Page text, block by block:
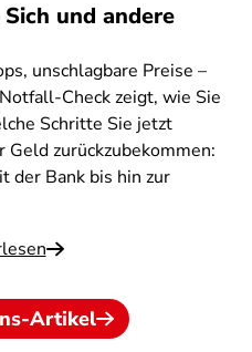
und andere
unschlagbare Preise –
Check zeigt, wie Sie
Schritte Sie jetzt
zurückzubekommen:
der Bank bis hin zur
Artikel